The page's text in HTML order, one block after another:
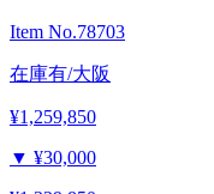
Item No.78703
在庫有/大阪
¥1,259,850
▼ ¥30,000